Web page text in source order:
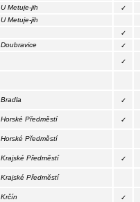
U Metuje-jih
✓
U Metuje-jih
✓
Doubravice
✓
✓
Bradla ✓
Horské Předměstí ✓
Horské Předměstí
Krajské Předměstí ✓
Krajské Předměstí
Krčín ✓